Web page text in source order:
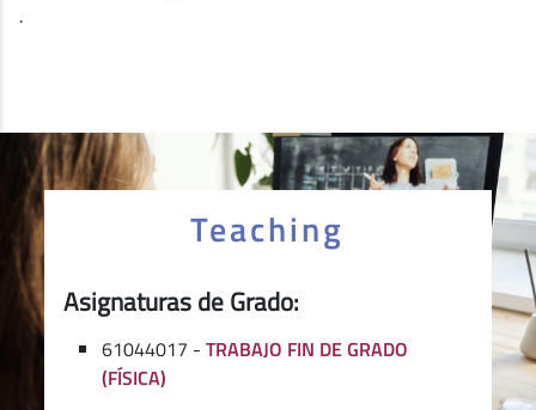
.
Teaching
Asignaturas de Grado:
61044017 -TRABAJO FIN DE GRADO
(FÍSICA)